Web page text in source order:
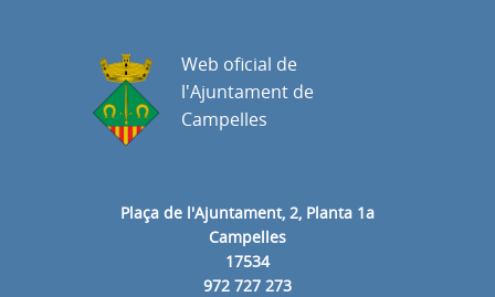
Plaça de l'Ajuntament, 2, Planta 1a
Campelles
17534
972 727 273
Web oficial de
l'Ajuntament de
Campelles